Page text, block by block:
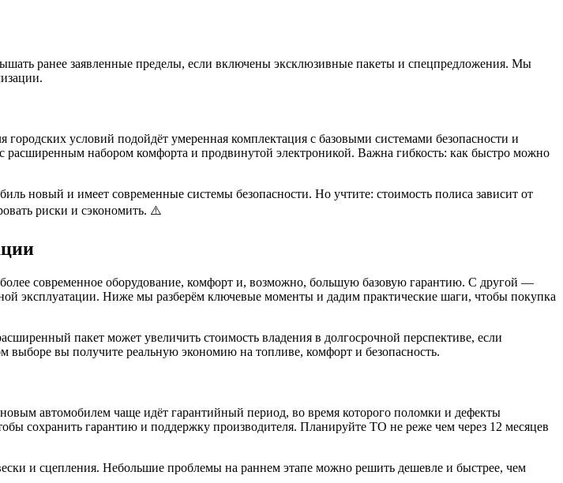
ранее заявленные пределы, если включены эксклюзивные пакеты и спецпредложения. Мы
условий подойдёт умеренная комплектация с базовыми системами безопасности и
набором комфорта и продвинутой электроникой. Важна гибкость: как быстро можно
новый и имеет современные системы безопасности. Но учтите: стоимость полиса зависит от
риски и сэкономить. ⚠️
современное оборудование, комфорт и, возможно, большую базовую гарантию. С другой —
эксплуатации. Ниже мы разберём ключевые моменты и дадим практические шаги, чтобы покупка
пакет может увеличить стоимость владения в долгосрочной перспективе, если
выборе вы получите реальную экономию на топливе, комфорт и безопасность.
автомобилем чаще идёт гарантийный период, во время которого поломки и дефекты
сохранить гарантию и поддержку производителя. Планируйте ТО не реже чем через 12 месяцев
и сцепления. Небольшие проблемы на раннем этапе можно решить дешевле и быстрее, чем